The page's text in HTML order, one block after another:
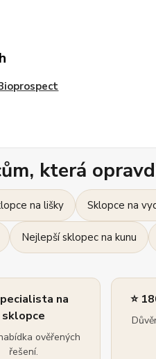
která
na lišky Sklopce na
Nejlepší sklopec na kunu
na
sklopce
ověřených
řešení.
⭐